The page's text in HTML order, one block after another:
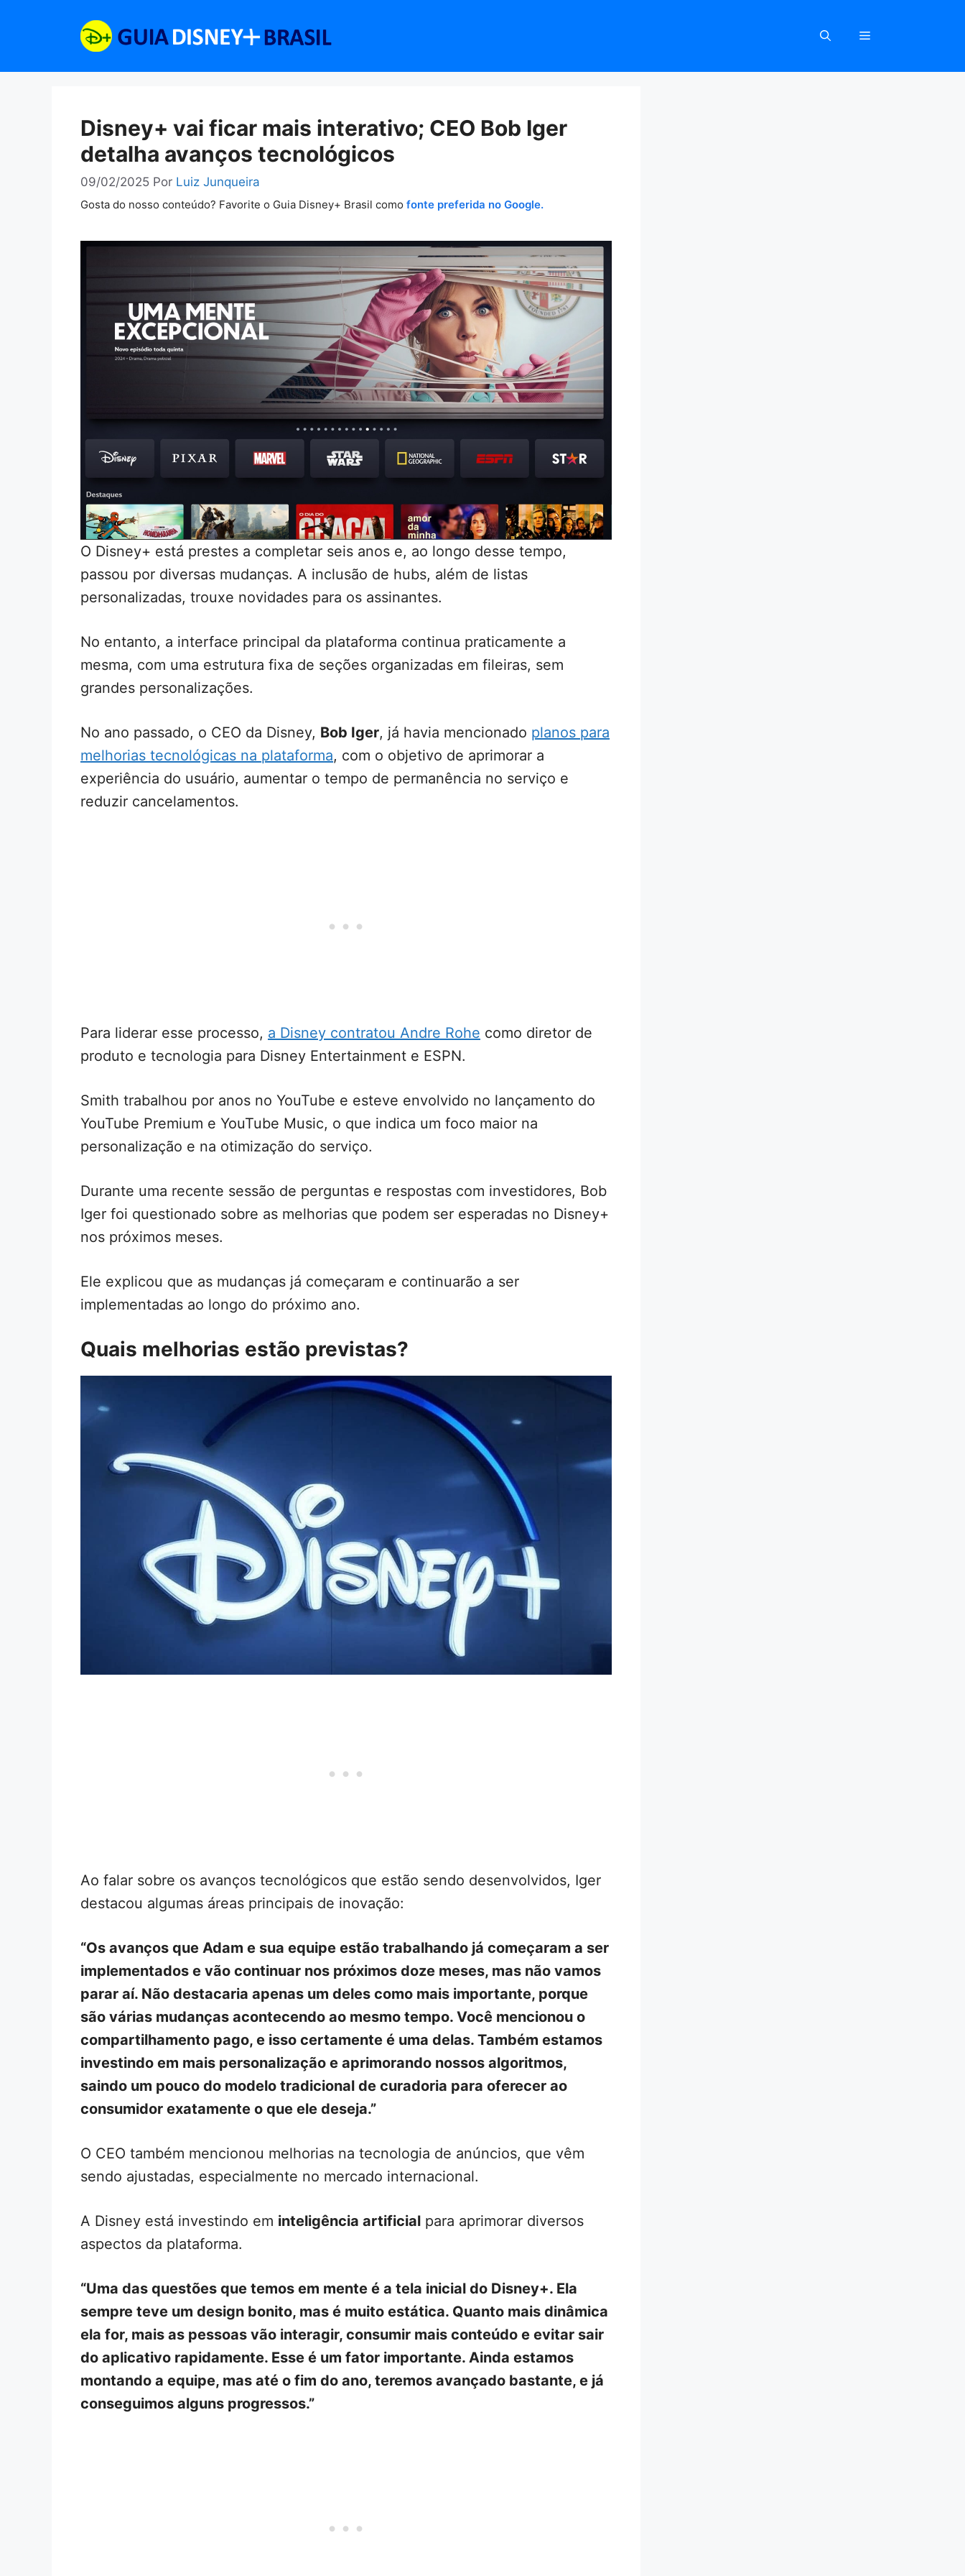
Disney+ vai ficar mais interativo; CEO Bob Iger
detalha avanços tecnológicos
09/02/2025 Por Luiz Junqueira
Gosta do nosso conteúdo? Favorite o Guia Disney+ Brasil como fonte preferida no Google.
O Disney+ está prestes a completar seis anos e, ao longo desse tempo,
passou por diversas mudanças. A inclusão de hubs, além de listas
personalizadas, trouxe novidades para os assinantes.
No entanto, a interface principal da plataforma continua praticamente a
mesma, com uma estrutura fixa de seções organizadas em fileiras, sem
grandes personalizações.
No ano passado, o CEO da Disney, Bob Iger, já havia mencionado planos para
melhorias tecnológicas na plataforma, com o objetivo de aprimorar a
experiência do usuário, aumentar o tempo de permanência no serviço e
reduzir cancelamentos.
Para liderar esse processo, a Disney contratou Andre Rohe como diretor de
produto e tecnologia para Disney Entertainment e ESPN.
Smith trabalhou por anos no YouTube e esteve envolvido no lançamento do
YouTube Premium e YouTube Music, o que indica um foco maior na
personalização e na otimização do serviço.
Durante uma recente sessão de perguntas e respostas com investidores, Bob
Iger foi questionado sobre as melhorias que podem ser esperadas no Disney+
nos próximos meses.
Ele explicou que as mudanças já começaram e continuarão a ser
implementadas ao longo do próximo ano.
Quais melhorias estão previstas?
Ao falar sobre os avanços tecnológicos que estão sendo desenvolvidos, Iger
destacou algumas áreas principais de inovação:
“Os avanços que Adam e sua equipe estão trabalhando já começaram a ser
implementados e vão continuar nos próximos doze meses, mas não vamos
parar aí. Não destacaria apenas um deles como mais importante, porque
são várias mudanças acontecendo ao mesmo tempo. Você mencionou o
compartilhamento pago, e isso certamente é uma delas. Também estamos
investindo em mais personalização e aprimorando nossos algoritmos,
saindo um pouco do modelo tradicional de curadoria para oferecer ao
consumidor exatamente o que ele deseja.”
O CEO também mencionou melhorias na tecnologia de anúncios, que vêm
sendo ajustadas, especialmente no mercado internacional.
A Disney está investindo em inteligência artificial para aprimorar diversos
aspectos da plataforma.
“Uma das questões que temos em mente é a tela inicial do Disney+. Ela
sempre teve um design bonito, mas é muito estática. Quanto mais dinâmica
ela for, mais as pessoas vão interagir, consumir mais conteúdo e evitar sair
do aplicativo rapidamente. Esse é um fator importante. Ainda estamos
montando a equipe, mas até o fim do ano, teremos avançado bastante, e já
conseguimos alguns progressos.”